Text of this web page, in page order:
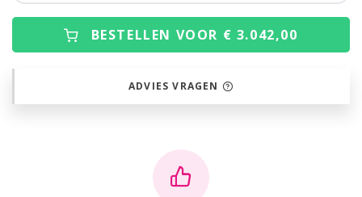
BESTELLEN VOOR € 3.042,00
ADVIES VRAGEN